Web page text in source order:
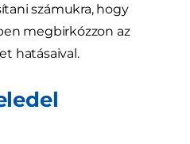
számukra, hogy
megbirkózzon az
hatásaival.